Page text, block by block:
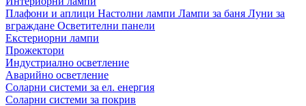
Плафони и аплици Настолни лампи Лампи за баня Луни за
вграждане Осветителни панели
Екстериорни лампи
Прожектори
Индустриално осветление
Аварийно осветление
Соларни системи за ел. енергия
Соларни системи за покрив